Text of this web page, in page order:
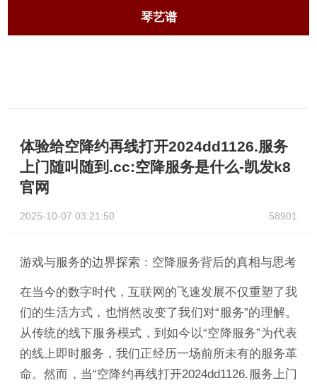
琴艺谱
体验给空降约再线打开2024dd1126.服务
上门随叫随到.cc:空降服务是什么-凯发k8
官网
2025-10-07 03:21:50 58901
游戏与服务的边界探索：空降服务背后的真相与思考
在当今的数字时代，互联网的飞速发展不仅重塑了我
们的生活方式，也悄然改变了我们对“服务”的理解。
从传统的线下服务模式，到如今以“空降服务”为代表
的线上即时服务，我们正经历一场前所未有的服务革
命。然而，当“空降约再线打开2024dd1126.服务上门